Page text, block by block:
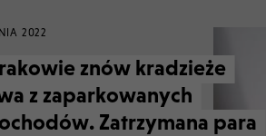
2022
znów kradzieże
z zaparkowanych
Zatrzymana para